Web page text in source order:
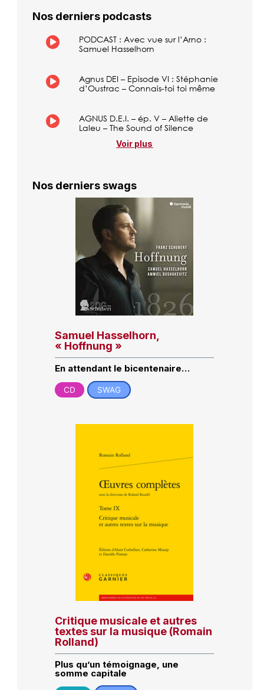
Nos derniers podcasts
PODCAST : Avec vue sur l’Arno :
Samuel Hasselhorn
Agnus DEI – Episode VI : Stéphanie
d’Oustrac – Connais-toi toi même
AGNUS D.E.I. – ép. V – Aliette de
Laleu – The Sound of Silence
Voir plus
Nos derniers swags
Samuel Hasselhorn,
« Hoffnung »
En attendant le bicentenaire…
CD SWAG
Critique musicale et autres
textes sur la musique (Romain
Rolland)
Plus qu’un témoignage, une
somme capitale